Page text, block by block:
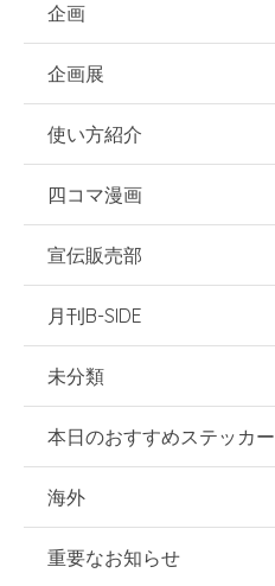
企画
企画展
使い方紹介
四コマ漫画
宣伝販売部
月刊B-SIDE
未分類
本日のおすすめステッカー
海外
重要なお知らせ